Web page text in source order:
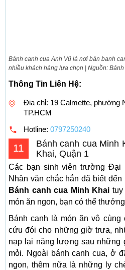
Bánh canh cua Anh Vũ là nơi bán banh
nhiều khách hàng lựa chọn | Nguồn:
Thông Tin Liên Hệ:
Địa chỉ: 19 Calmette, phường
TP.HCM
Hotline: 0797250240
11
Bánh canh cua Minh
Khai, Quận 1
Các bạn sinh viên trường Đại
Nhân văn chắc hẳn đã biết
Bánh canh cua Minh Khai
món ăn ngon, bạn có thể
Bánh canh là món ăn vô cùng
cứu đói cho những giờ trưa,
nạp lại năng lượng sau những
mỏi. Ngoài bánh canh cua, ở
ngon, thêm nữa là những ly